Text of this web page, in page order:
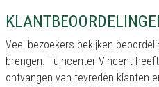
Veel bezoekers bekijken
brengen. Tuincenter Vincent
ontvangen van tevreden klanten